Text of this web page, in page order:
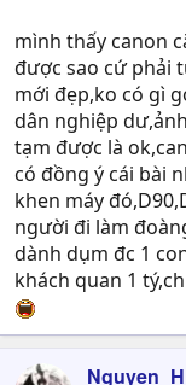
mình thấy canon
được sao cứ phải
mới đẹp,ko có gì
dân nghiệp
tạm được là
có đồng ý cái bài
khen máy
người đi làm
dành dụm đc 1
khách quan 1